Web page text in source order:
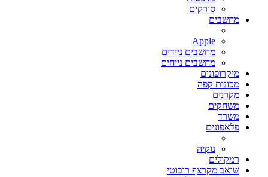
סורקים
מחשבים
Apple
מחשבים ניידים
מחשבים נייחים
מיקרופונים
מכונות קפה
מקרנים
משחקים
משרד
פלאפונים
נוקיה
רמקולים
שואב מקרצף רובוטי